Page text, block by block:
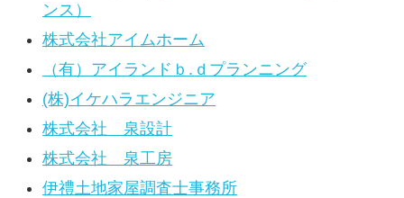
ンス）
株式会社アイムホーム
（有）アイランドｂ.ｄプランニング
(株)イケハラエンジニア
株式会社 泉設計
株式会社 泉工房
伊禮土地家屋調査士事務所